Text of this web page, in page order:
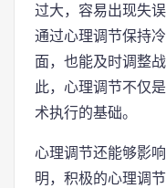
过大，容易出现失
通过心理调节保持
面，也能及时调整
此，心理调节不仅
术执行的基础。
心理调节还能够影
明，积极的心理调